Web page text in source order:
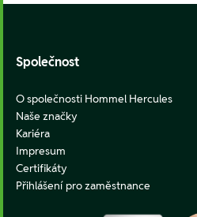
Společnost
O společnosti Hommel Hercules
Naše značky
Kariéra
Impresum
Certifikáty
Přihlášení pro zaměstnance